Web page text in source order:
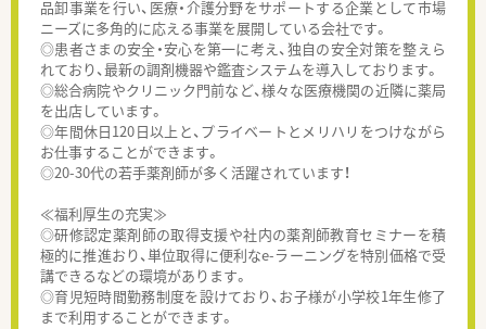
品卸事業を行い、医療・介護分野をサポートする企業として市場
ニーズに多角的に応える事業を展開している会社です。
◎患者さまの安全・安心を第一に考え、独自の安全対策を整えら
れており、最新の調剤機器や鑑査システムを導入しております。
◎総合病院やクリニック門前など、様々な医療機関の近隣に薬局
を出店しています。
◎年間休日120日以上と、プライベートとメリハリをつけながら
お仕事することができます。
◎20-30代の若手薬剤師が多く活躍されています！
≪福利厚生の充実≫
◎研修認定薬剤師の取得支援や社内の薬剤師教育セミナーを積
極的に推進おり、単位取得に便利なe-ラーニングを特別価格で受
講できるなどの環境があります。
◎育児短時間勤務制度を設けており、お子様が小学校1年生修了
まで利用することができます。